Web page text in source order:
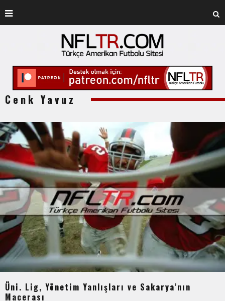
Cenk Yavuz
Üni. Lig, Yönetim Yanlışları ve Sakarya’nın
Macerası